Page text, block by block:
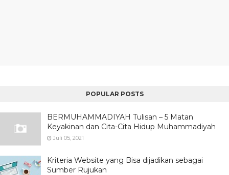
POPULAR POSTS
BERMUHAMMADIYAH Tulisan – 5 Matan
Keyakinan dan Cita-Cita Hidup Muhammadiyah
Juli 05, 2021
Kriteria Website yang Bisa dijadikan sebagai
Sumber Rujukan